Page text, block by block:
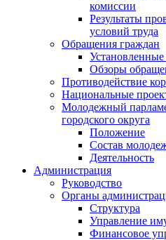
комиссии
Результаты
условий труда
Обращения граждан
Обзоры
Противодействие
Национальные
Молодежный
городского округа
Положение
Состав
Деятельность
Администрация
Руководство
Органы
Структура
Управление
Финансовое